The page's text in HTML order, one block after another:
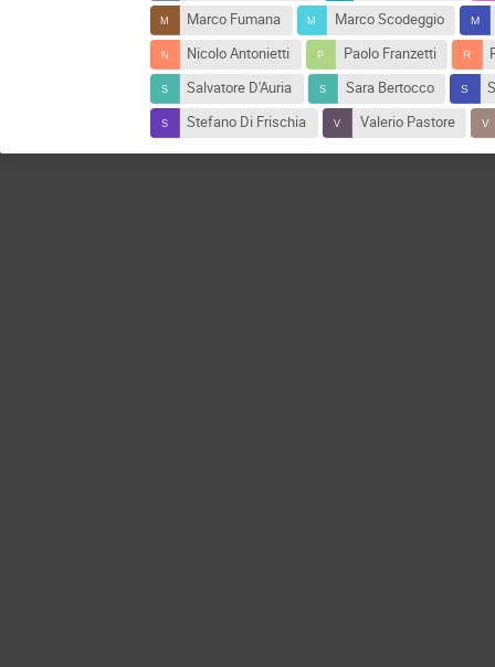
Marco Fumana
Marco Scodeggio
Nicolo Antonietti
Paolo Franzetti
Salvatore D'Auria
Sara Bertocco
Stefano Di Frischia
Valerio Pastore